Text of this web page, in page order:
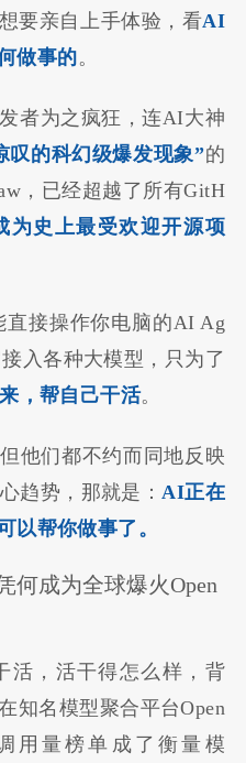
要亲自上手体验，看AI
做事的。
者为之疯狂，连AI大神
叹的科幻级爆发现象”的
，已经超越了所有GitH
为史上最受欢迎开源项
直接操作你电脑的AI Ag
入各种大模型，只为了
，帮自己干活。
他们都不约而同地反映
趋势，那就是： AI正在
以帮你做事了。
何成为全球爆火Open
活，活干得怎么样，背
知名模型聚合平台Open
用量榜单成了衡量模